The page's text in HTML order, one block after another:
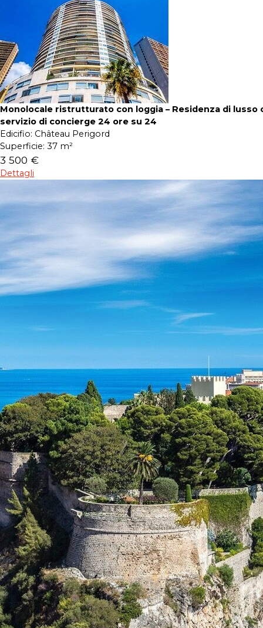
Monolocale ristrutturato con loggia – Residenza di lusso
servizio di concierge 24 ore su 24
Edicifio: Château Perigord
Superficie: 37 m²
3 500 €
Dettagli